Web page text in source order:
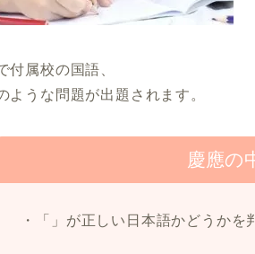
付属校の国語、
ような問題が出題されます。
慶應の
・「」が正しい日本語かどうかを